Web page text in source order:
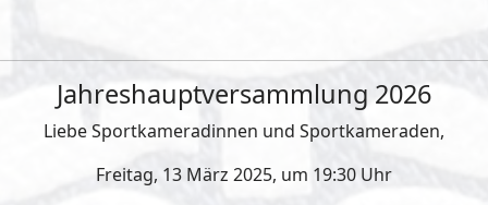
Jahreshauptversammlung 2026
Liebe Sportkameradinnen und Sportkameraden,
Freitag, 13 März 2025, um 19:30 Uhr